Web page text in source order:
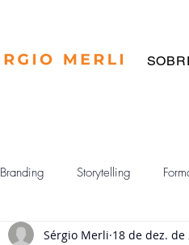
Branding Storytelling
Sérgio Merli 18 de dez. de